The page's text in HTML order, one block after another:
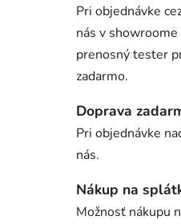
Pri objednávke
nás v
prenosný tester
zadarmo.
Doprava
Pri objednávke
nás.
Nákup na
Možnosť nákupu